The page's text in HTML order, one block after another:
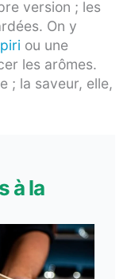
version ; les
On y
ou une
les arômes.
; la saveur, elle,
à la